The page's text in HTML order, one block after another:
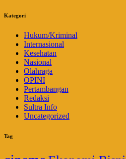
Kategori
Hukum/Kriminal
Internasional
Kesehatan
Nasional
Olahraga
OPINI
Pertambangan
Redaksi
Sultra Info
Uncategorized
Tag